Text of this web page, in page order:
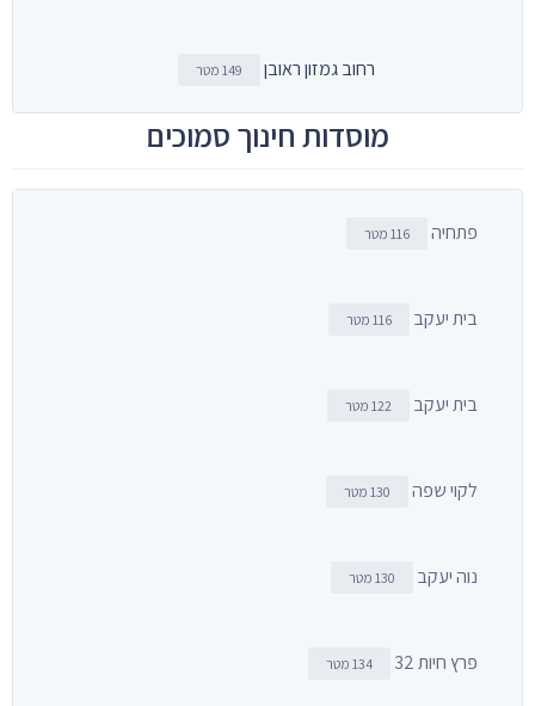
רחוב גמזון ראובן 149 מטר
מוסדות חינוך סמוכים
פתחיה 116 מטר
בית יעקב 116 מטר
בית יעקב 122 מטר
לקוי שפה 130 מטר
נוה יעקב 130 מטר
פרץ חיות 32 134 מטר